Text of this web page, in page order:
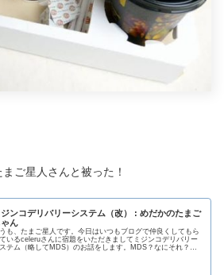
ご星人さんと被った！
ジンコデリバリーシステム（改） : めだかのたまご
ゃん
も、たまご星人です。今日はいつもブログで仲良くしてもら
いるceleruさんに宿題をいただきましてミジンコデリバリー
テム（略してMDS）のお話をします。MDS？なにそれ？と